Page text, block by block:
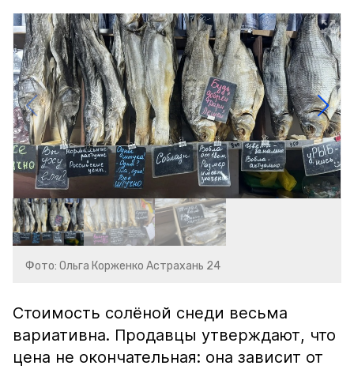
Фото: Ольга Корженко Астрахань 24
Стоимость солёной снеди весьма
вариативна. Продавцы утверждают, что
цена не окончательная: она зависит от